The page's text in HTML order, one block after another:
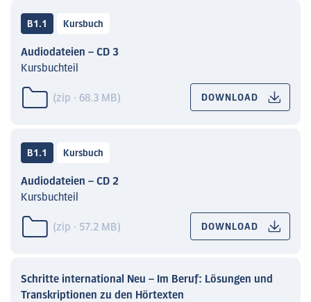
B1.1 Kursbuch
Audiodateien – CD 3
Kursbuchteil
(zip · 68.3 MB) DOWNLOAD
B1.1 Kursbuch
Audiodateien – CD 2
Kursbuchteil
(zip · 57.2 MB) DOWNLOAD
Schritte international Neu – Im Beruf: Lösungen und
Transkriptionen zu den Hörtexten